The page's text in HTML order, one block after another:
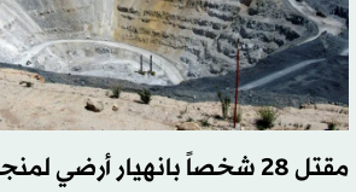
مقتل 28 شخصاً بانهيار أرضي لمنجم ذهب في أنغولا